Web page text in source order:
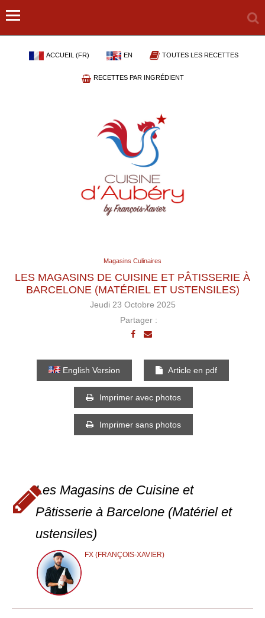
ACCUEIL (FR) EN TOUTES LES RECETTES
RECETTES PAR INGRÉDIENT
Magasins Culinaires
LES MAGASINS DE CUISINE ET PÂTISSERIE À
BARCELONE (MATÉRIEL ET USTENSILES)
Jeudi 23 Octobre 2025
Partager :
English Version Article en pdf
Imprimer avec photos
Imprimer sans photos
Les Magasins de Cuisine et
Pâtisserie à Barcelone (Matériel et
ustensiles)
FX (FRANÇOIS-XAVIER)